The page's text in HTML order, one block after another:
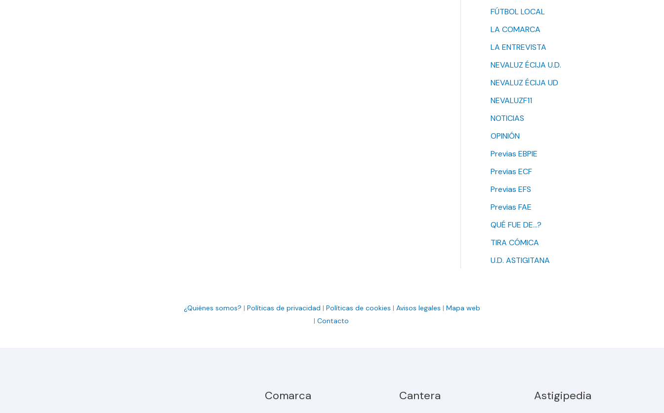
FÚTBOL LOCAL
LA COMARCA
LA ENTREVISTA
NEVALUZ ÉCIJA U.D.
NEVALUZ ÉCIJA UD
NEVALUZF11
NOTICIAS
OPINIÓN
Previas EBPIE
Previas ECF
Previas EFS
Previas FAE
QUÉ FUE DE…?
TIRA CÓMICA
U.D. ASTIGITANA
¿Quiénes somos? | Políticas de privacidad | Políticas de cookies | Avisos legales | Mapa web
| Contacto
Comarca Cantera Astigipedia